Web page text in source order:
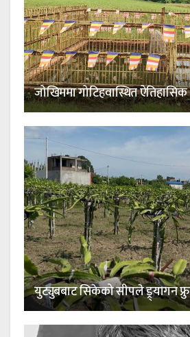
जोखिममा गोटिहवास्थित
युट्युबबाट सिकेको सीपले ड्र्यागन